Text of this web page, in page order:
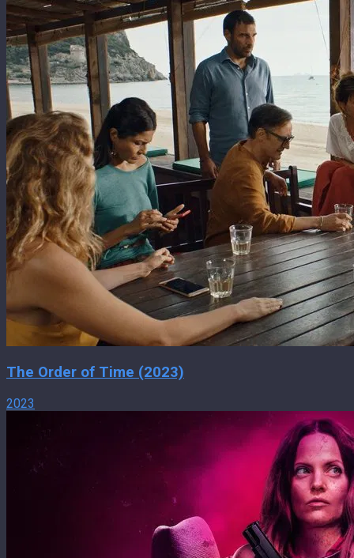
The Order of Time (2023)
2023